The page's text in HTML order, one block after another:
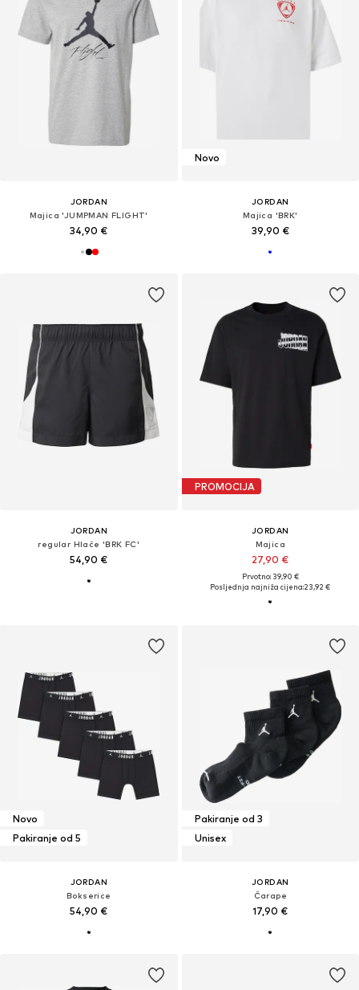
JORDAN
Majica 'JUMPMAN FLIGHT'
34,90 €
Novo
JORDAN
Majica 'BRK'
39,90 €
JORDAN
regular Hlače 'BRK FC'
54,90 €
PROMOCIJA
JORDAN
Majica
27,90 €
Prvotno: 39,90 €
Posljednja najniža cijena:23,92 €
Novo
Pakiranje od 5
JORDAN
Bokserice
54,90 €
Pakiranje od 3
Unisex
JORDAN
Čarape
17,90 €